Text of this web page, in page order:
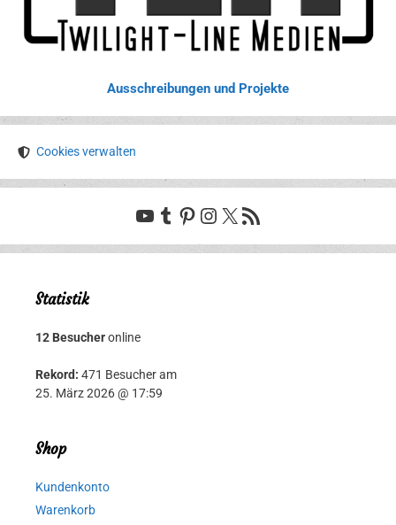
Ausschreibungen und Projekte
Cookies verwalten
YouTube
Tumblr
Pinterest
Instagram
X RSS-Feed
Statistik
12 Besucheronline
Rekord: 471 Besucher am
25. März 2026 @ 17:59
Shop
Kundenkonto
Warenkorb